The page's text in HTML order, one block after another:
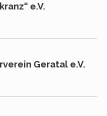
e.V.
Geratal e.V.